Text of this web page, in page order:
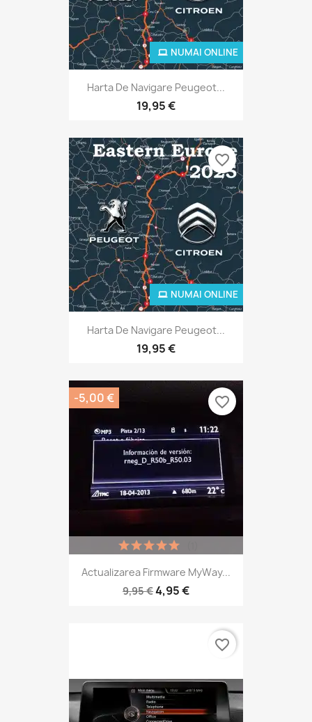
Harta De Navigare Peugeot...
19,95 €
NUMAI ONLINE
Harta De Navigare Peugeot...
19,95 €
NUMAI ONLINE
favorite_border
Actualizarea Firmware MyWay...
9,95 €4,95 €
-5,00 € favorite_border
favorite_border